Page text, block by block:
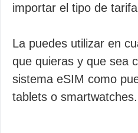
importar el tipo de
La puedes utilizar en
que quieras y que sea
sistema eSIM como
tablets o smartwatches.